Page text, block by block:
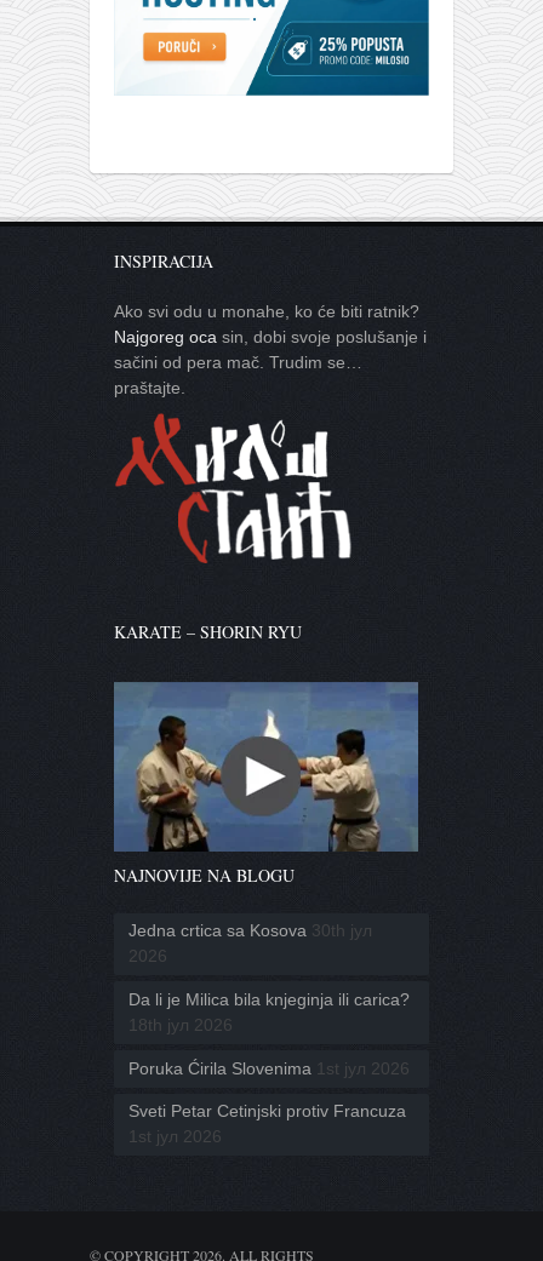
INSPIRACIJA
Ako svi odu u monahe, ko će biti ratnik?
Najgoreg oca sin, dobi svoje poslušanje i
sačini od pera mač. Trudim se…
praštajte.
KARATE – SHORIN RYU
NAJNOVIJE NA BLOGU
Jedna crtica sa Kosova 30th јул
2026
Da li je Milica bila knjeginja ili carica?
18th јул 2026
Poruka Ćirila Slovenima 1st јул 2026
Sveti Petar Cetinjski protiv Francuza
1st јул 2026
© COPYRIGHT 2026. ALL RIGHTS